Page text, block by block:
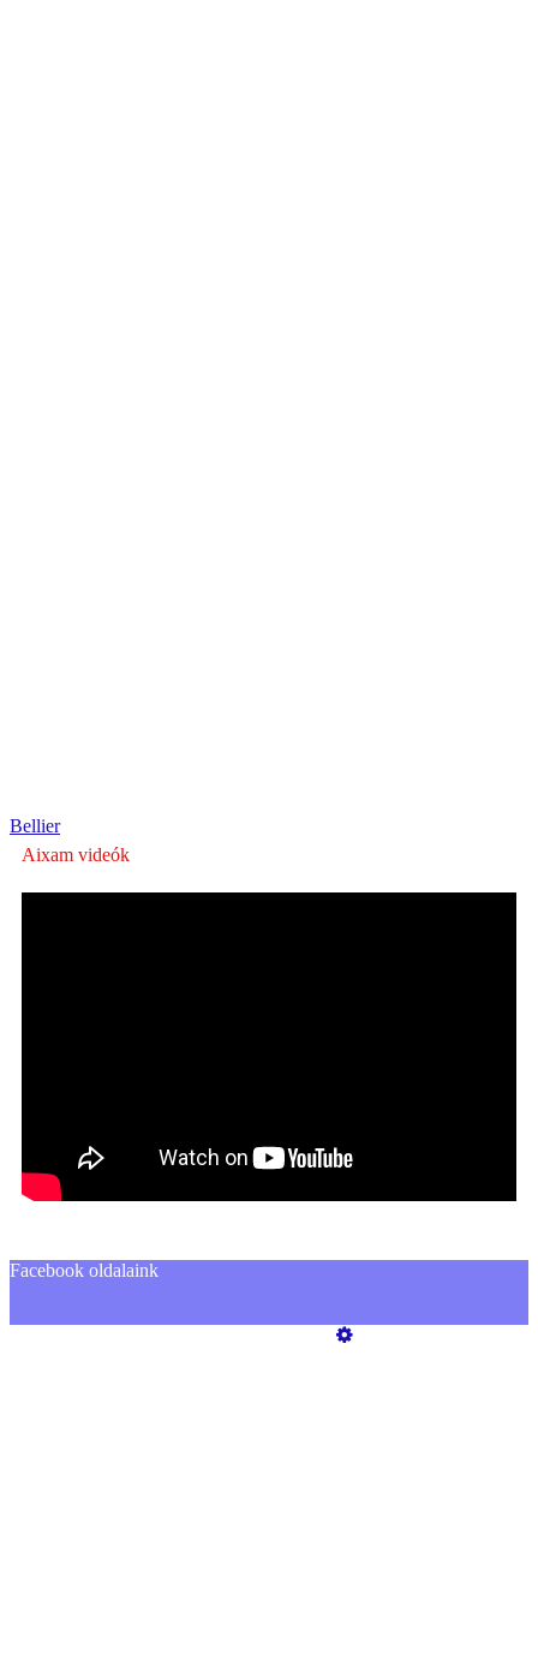
Bellier
Aixam videók
Facebook oldalaink